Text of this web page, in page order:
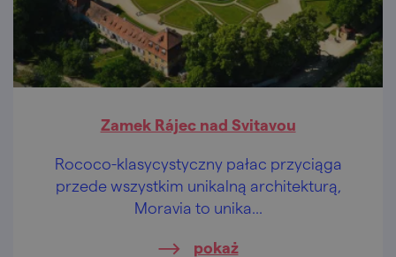
Zamek Rájec nad Svitavou
Rococo-klasycystyczny pałac przyciąga
przede wszystkim unikalną architekturą,
Moravia to unika...
pokaż